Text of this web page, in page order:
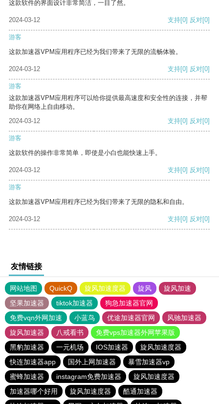
这款软件的界面设计非常简洁，一目了然。
2024-03-12 支持[0] 反对[0]
游客
这款加速器VPM应用程序已经为我们带来了无限的流畅体验。
2024-03-12 支持[0] 反对[0]
游客
这款加速器VPM应用程序可以给你提供最高速度和安全性的连接，并帮
助你在网络上自由移动。
2024-03-12
支持[0] 反对[0]
游客
这款软件的操作非常简单，即使是小白也能快速上手。
2024-03-12 支持[0] 反对[0]
游客
这款加速器VPM应用程序已经为我们带来了无限的隐私和自由。
2024-03-12 支持[0] 反对[0]
友情链接
网站地图 QuickQ 旋风加速度器 旋风
旋风加速
坚果加速器
tiktok加速器
狗急加速器官网
免费vqn外网加速
小蓝鸟 优途加速器官网
风驰加速器
旋风加速器
八戒看书
免费vps加速器外网苹果版
黑豹加速器
一元机场 IOS加速器
旋风加速度器
快连加速器app
国外上网加速器
暴雪加速器vp
蜜蜂加速器
instagram免费加速器
旋风加速度器
加速器哪个好用
旋风加速度器
酷通加速器